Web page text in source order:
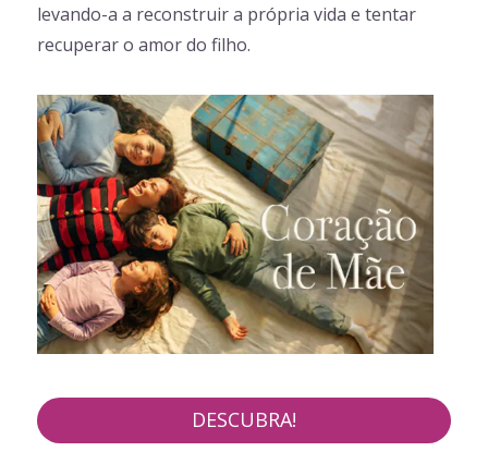
levando-a a reconstruir a própria vida e tentar
recuperar o amor do filho.
DESCUBRA!